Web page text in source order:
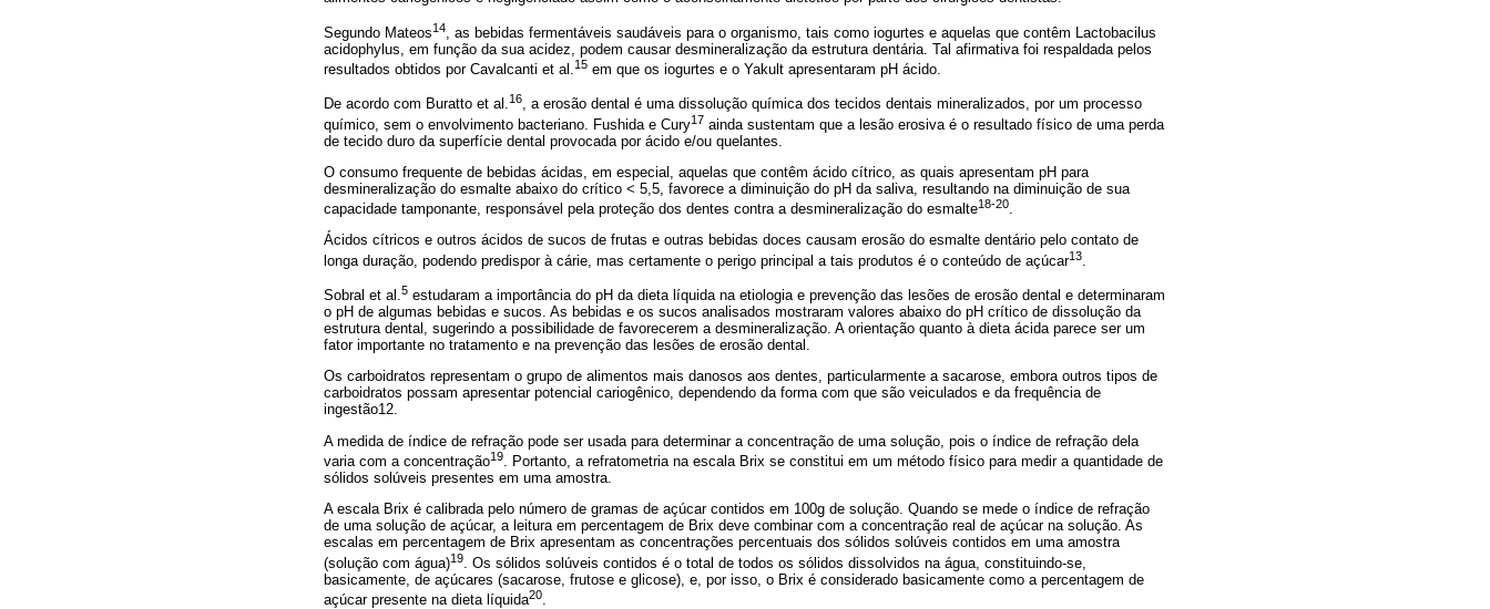
Segundo Mateos14
, as bebidas fermentáveis saudáveis para o organismo, tais como iogurtes e aquelas que contêm Lactobacilus
acidophylus, em função da sua acidez, podem causar desmineralização da estrutura dentária. Tal afirmativa foi respaldada pelos
resultados obtidos por Cavalcanti et al.
15 em que os iogurtes e o Yakult apresentaram pH ácido.
De acordo com Buratto et al.16, a erosão dental é uma dissolução química dos tecidos dentais mineralizados, por um processo
químico, sem o envolvimento bacteriano. Fushida e Cury17 ainda sustentam que a lesão erosiva é o resultado físico de uma perda
de tecido duro da superfície dental provocada por ácido e/ou quelantes.
O consumo frequente de bebidas ácidas, em especial, aquelas que contêm ácido cítrico, as quais apresentam pH para
desmineralização do esmalte abaixo do crítico < 5,5, favorece a diminuição do pH da saliva, resultando na diminuição de sua
capacidade tamponante, responsável pela proteção dos dentes contra a desmineralização do esmalte18-20.
Ácidos cítricos e outros ácidos de sucos de frutas e outras bebidas doces causam erosão do esmalte dentário pelo contato de
longa duração, podendo predispor à cárie, mas certamente o perigo principal a tais produtos é o conteúdo de açúcar13
Sobral et al.5 estudaram a importância do pH da dieta líquida na etiologia e prevenção das lesões de erosão dental e determinaram
o pH de algumas bebidas e sucos. As bebidas e os sucos analisados mostraram valores abaixo do pH crítico de dissolução da
estrutura dental, sugerindo a possibilidade de favorecerem a desmineralização. A orientação quanto à dieta ácida parece ser um
fator importante no tratamento e na prevenção das lesões de erosão dental.
Os carboidratos representam o grupo de alimentos mais danosos aos dentes, particularmente a sacarose, embora outros tipos de
carboidratos possam apresentar potencial cariogênico, dependendo da forma com que são veiculados e da frequência de
ingestão12.
A medida de índice de refração pode ser usada para determinar a concentração de uma solução, pois o índice de refração dela
varia com a concentração19. Portanto, a refratometria na escala Brix se constitui em um método físico para medir a quantidade de
sólidos solúveis presentes em uma amostra.
A escala Brix é calibrada pelo número de gramas de açúcar contidos em 100g de solução. Quando se mede o índice de refração
de uma solução de açúcar, a leitura em percentagem de Brix deve combinar com a concentração real de açúcar na solução. As
escalas em percentagem de Brix apresentam as concentrações percentuais dos sólidos solúveis contidos em uma amostra
(solução com água)19
. Os sólidos solúveis contidos é o total de todos os sólidos dissolvidos na água, constituindo-se,
basicamente, de açúcares (sacarose, frutose e glicose), e, por isso, o Brix é considerado basicamente como a percentagem de
açúcar presente na dieta líquida20